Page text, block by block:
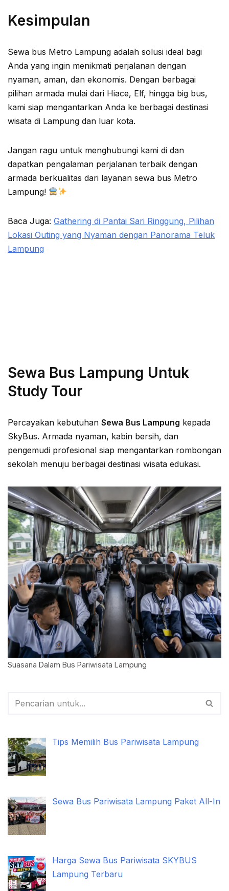
Kesimpulan
Sewa bus Metro Lampung adalah solusi ideal bagi
Anda yang ingin menikmati perjalanan dengan
nyaman, aman, dan ekonomis. Dengan berbagai
pilihan armada mulai dari Hiace, Elf, hingga big bus,
kami siap mengantarkan Anda ke berbagai destinasi
wisata di Lampung dan luar kota.
Jangan ragu untuk menghubungi kami di dan
dapatkan pengalaman perjalanan terbaik dengan
armada berkualitas dari layanan sewa bus Metro
Lampung!
Baca Juga: Gathering di Pantai Sari Ringgung, Pilihan
Lokasi Outing yang Nyaman dengan Panorama Teluk
Lampung
Sewa Bus Lampung Untuk
Study Tour
Percayakan kebutuhan Sewa Bus Lampung kepada
SkyBus. Armada nyaman, kabin bersih, dan
pengemudi profesional siap mengantarkan rombongan
sekolah menuju berbagai destinasi wisata edukasi.
Suasana Dalam Bus Pariwisata Lampung
Tips Memilih Bus Pariwisata Lampung
Sewa Bus Pariwisata Lampung Paket All-In
Harga Sewa Bus Pariwisata SKYBUS
Lampung Terbaru